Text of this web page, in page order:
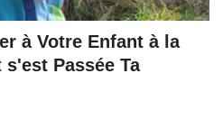
à Votre Enfant à la
Passée Ta